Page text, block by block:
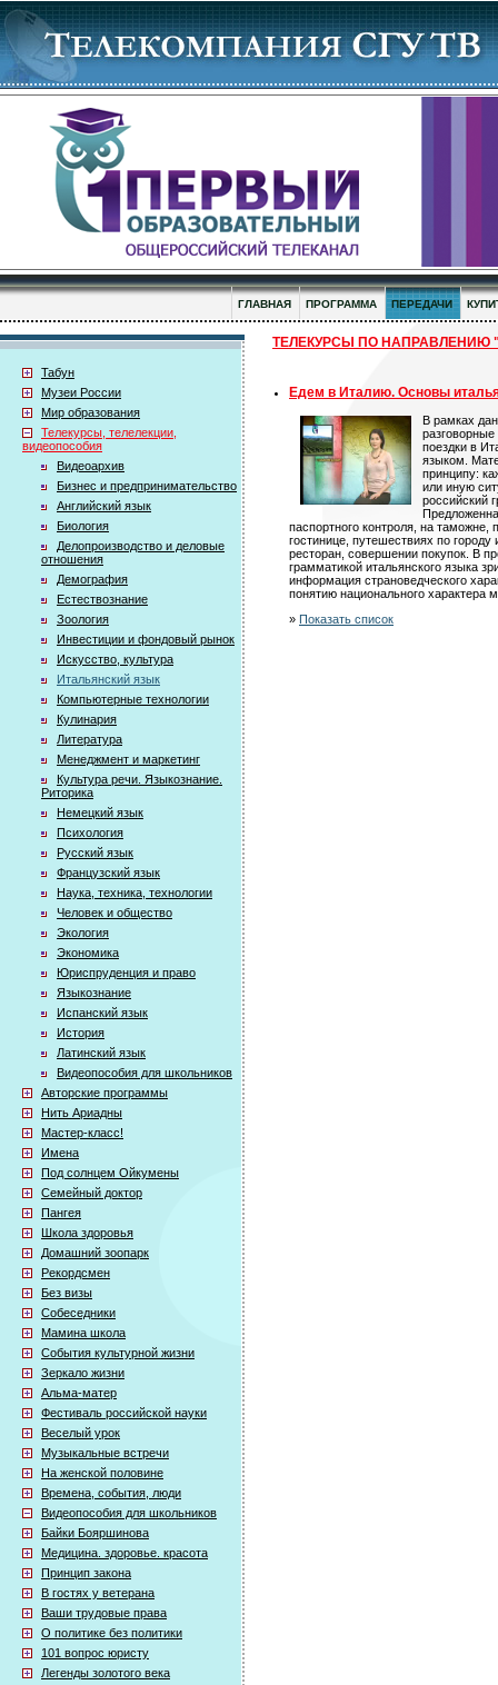
ГЛАВНАЯ ПРОГРАММА ПЕРЕДАЧИ
Табун
Музеи России
Мир образования
Телекурсы, телелекции,
видеопособия
Видеоархив
Бизнес и предпринимательство
Английский язык
Биология
Делопроизводство и деловые
отношения
Демография
Естествознание
Зоология
Инвестиции и фондовый рынок
Искусство, культура
Итальянский язык
Компьютерные технологии
Кулинария
Литература
Менеджмент и маркетинг
Культура речи. Языкознание.
Риторика
Немецкий язык
Психология
Русский язык
Французский язык
Наука, техника, технологии
Человек и общество
Экология
Экономика
Юриспруденция и право
Языкознание
Испанский язык
История
Латинский язык
Видеопособия для школьников
Авторские программы
Нить Ариадны
Мастер-класс!
Имена
Под солнцем Ойкумены
Семейный доктор
Пангея
Школа здоровья
Домашний зоопарк
Рекордсмен
Без визы
Собеседники
Мамина школа
События культурной жизни
Зеркало жизни
Альма-матер
Фестиваль российской науки
Веселый урок
Музыкальные встречи
На женской половине
Времена, события, люди
Видеопособия для школьников
Байки Бояршинова
Медицина. здоровье. красота
Принцип закона
В гостях у ветерана
Ваши трудовые права
О политике без политики
101 вопрос юристу
Легенды золотого века
ТЕЛЕКУРСЫ ПО НАПРАВЛЕНИЮ
Едем в Италию. Основы
В рамках
поездки в
языком.
принципу:
или иную
российский
паспортного контроля, на
гостинице, путешествиях по
ресторан, совершении покупок. В
грамматикой итальянского языка
информация страноведческого
понятию национального характера
» Показать список